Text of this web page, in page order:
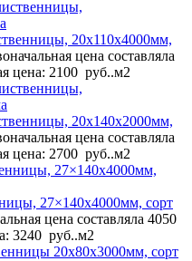
20x110x4000мм,
цена составляла
цена: 2100 руб..м2
20x140x2000мм,
цена составляла
цена: 2700 руб..м2
27×140x4000мм, сорт
цена составляла 4050
3240 руб..м2